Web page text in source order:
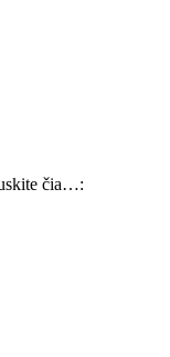
čia…: